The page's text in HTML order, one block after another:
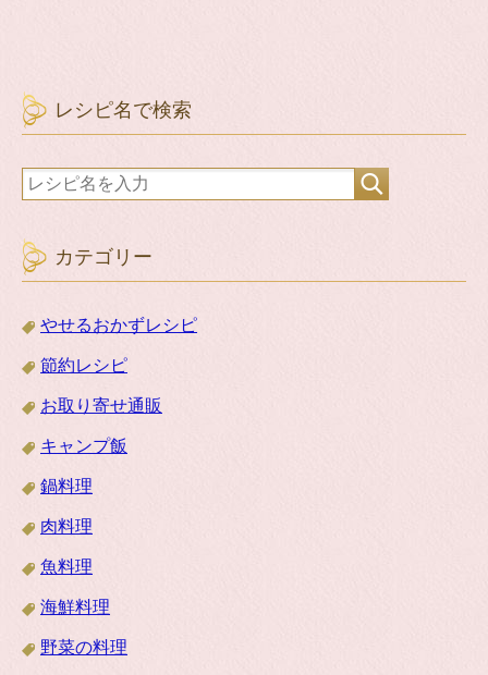
レシピ名で検索
カテゴリー
やせるおかずレシピ
節約レシピ
お取り寄せ通販
キャンプ飯
鍋料理
肉料理
魚料理
海鮮料理
野菜の料理